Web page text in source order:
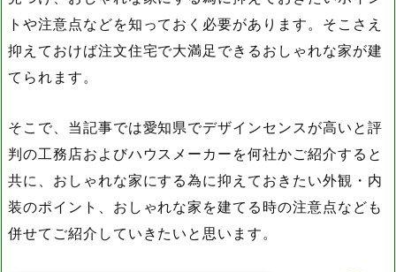
トや注意点などを知っておく必要があります。そこさえ
抑えておけば注文住宅で大満足できるおしゃれな家が建
てられます。
そこで、当記事では愛知県でデザインセンスが高いと評
判の工務店およびハウスメーカーを何社かご紹介すると
共に、おしゃれな家にする為に抑えておきたい外観・内
装のポイント、おしゃれな家を建てる時の注意点なども
併せてご紹介していきたいと思います。